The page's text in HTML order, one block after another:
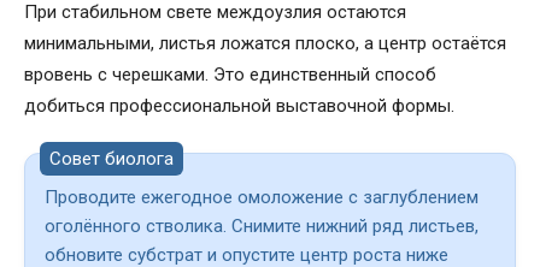
При стабильном свете междоузлия остаются
минимальными, листья ложатся плоско, а центр остаётся
вровень с черешками. Это единственный способ
добиться профессиональной выставочной формы.
Совет биолога
Проводите ежегодное омоложение с заглублением
оголённого стволика. Снимите нижний ряд листьев,
обновите субстрат и опустите центр роста ниже